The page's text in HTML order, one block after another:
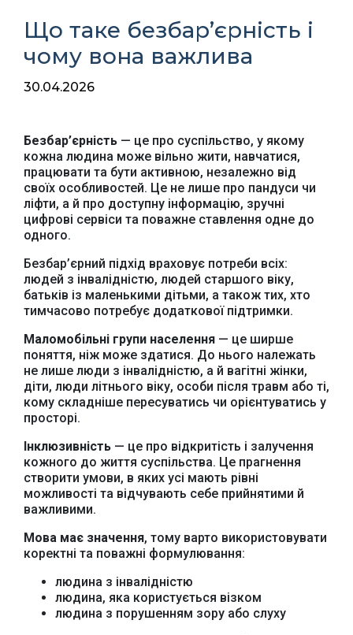
Що таке безбар’єрність і
чому вона важлива
30.04.2026
Безбар’єрність — це про суспільство, у якому
кожна людина може вільно жити, навчатися,
працювати та бути активною, незалежно від
своїх особливостей. Це не лише про пандуси чи
ліфти, а й про доступну інформацію, зручні
цифрові сервіси та поважне ставлення одне до
одного.
Безбар’єрний підхід враховує потреби всіх:
людей з інвалідністю, людей старшого віку,
батьків із маленькими дітьми, а також тих, хто
тимчасово потребує додаткової підтримки.
Маломобільні групи населення — це ширше
поняття, ніж може здатися. До нього належать
не лише люди з інвалідністю, а й вагітні жінки,
діти, люди літнього віку, особи після травм або ті,
кому складніше пересуватись чи орієнтуватись у
просторі.
Інклюзивність — це про відкритість і залучення
кожного до життя суспільства. Це прагнення
створити умови, в яких усі мають рівні
можливості та відчувають себе прийнятими й
важливими.
Мова має значення, тому варто використовувати
коректні та поважні формулювання:
людина з інвалідністю
людина, яка користується візком
людина з порушенням зору або слуху
Офіційний веб-сайт
Верховної Ради
України
Офіційне інтернет-
представництво
Президента України